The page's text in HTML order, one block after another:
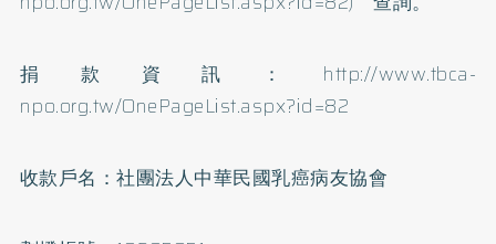
捐款資訊：http://www.tbca-
npo.org.tw/OnePageList.aspx?id=82
收款戶名：社團法人中華民國乳癌病友協會